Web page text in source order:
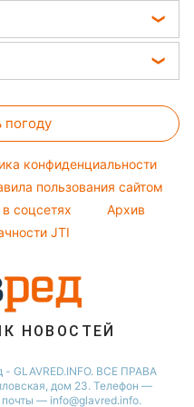
погоду
конфиденциальности
пользования сайтом
соцсетях
Архив
JTI
НОВОСТЕЙ
GLAVRED.INFO. ВСЕ ПРАВА
дом 23. Телефон —
— info@glavred.info.